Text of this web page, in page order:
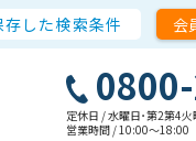
存した検索条件 会
定休日 / 水曜日･第2第4火
営業時間 / 10:00〜18:00